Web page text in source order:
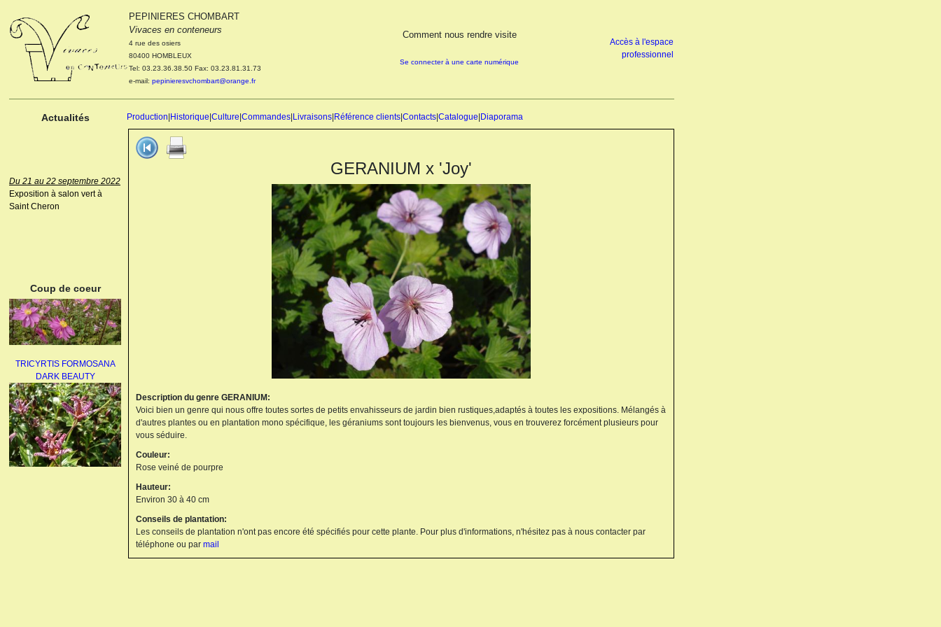
PEPINIERES CHOMBART
Vivaces en conteneurs
4 rue des osiers
80400 HOMBLEUX
Tel: 03.23.36.38.50 Fax: 03.23.81.31.73
e-mail: pepinieresvchombart@orange.fr
Comment nous rendre visite
Se connecter à une carte numérique
Accès à l'espace
professionnel
Actualités Production Historique Culture Commandes Livraisons Référence clients Contacts Catalogue Diaporama
Le 04 et 05 octobre 2022
Portes ouvertes de la
pépinière : Visite des
cultures, découverte des
nouveautés. Le rendez-vous
octobre 2022. Le mercredi 05
octobre 2022.
Du 21 au 22 septembre 2022
Exposition à salon vert à
Saint Cheron
Coup de coeur
TRICYRTIS FORMOSANA
DARK BEAUTY
GERANIUM x 'Joy'
Description du genre GERANIUM:
Voici bien un genre qui nous offre toutes sortes de petits envahisseurs de jardin bien rustiques,adaptés à toutes les expositions. Mélangés à
d'autres plantes ou en plantation mono spécifique, les géraniums sont toujours les bienvenus, vous en trouverez forcément plusieurs pour
vous séduire.
Couleur:
Rose veiné de pourpre
Hauteur:
Environ 30 à 40 cm
Conseils de plantation:
Les conseils de plantation n'ont pas encore été spécifiés pour cette plante. Pour plus d'informations, n'hésitez pas à nous contacter par
téléphone ou par mail